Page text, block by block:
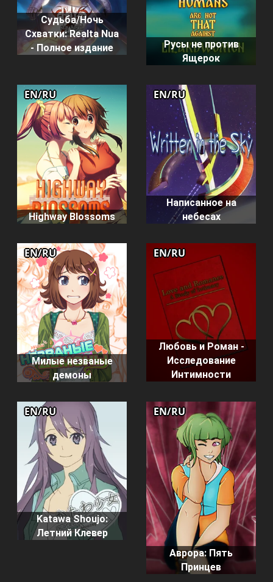
Судьба/Ночь
Схватки: Realta Nua
- Полное издание
Русы не против
Ящерок
Highway Blossoms
EN/RU
Написанное на
небесах
EN/RU
Милые незваные
демоны
EN/RU
Любовь и Роман -
Исследование
Интимности
EN/RU
Katawa Shoujo:
Летний Клевер
EN/RU
Аврора: Пять
Принцев
EN/RU